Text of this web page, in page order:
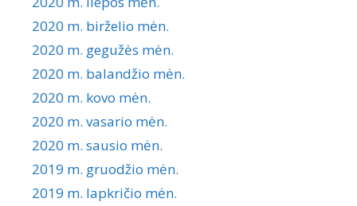
2020 m. birželio mėn.
2020 m. gegužės mėn.
2020 m. balandžio mėn.
2020 m. kovo mėn.
2020 m. vasario mėn.
2020 m. sausio mėn.
2019 m. gruodžio mėn.
2019 m. lapkričio mėn.